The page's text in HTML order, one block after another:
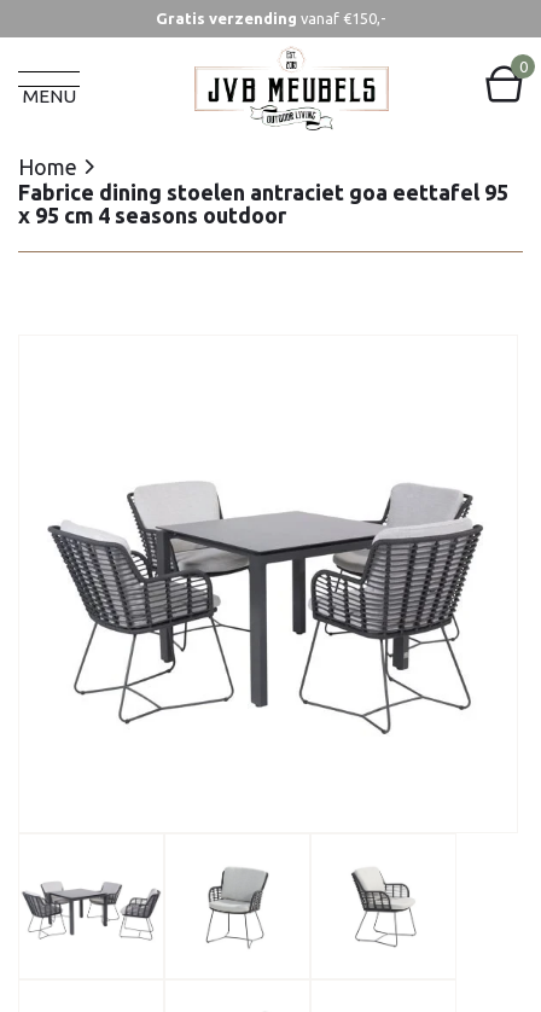
Gratis verzending vanaf €150,-
MENU
0
Home
Fabrice dining stoelen antraciet goa eettafel 95
x 95 cm 4 seasons outdoor
Home
Fabrice dining stoelen antraciet goa eettafel 95
x 95 cm 4 seasons outdoor